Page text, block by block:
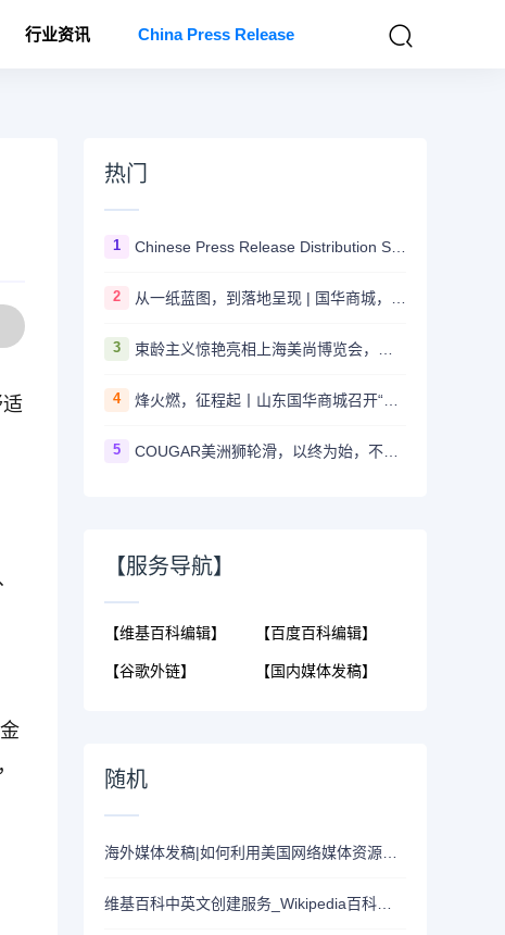
行业资讯 China Press Release
热门
1 Chinese Press Release Distribution Services
2
3
4
5 COUGAR美洲狮轮滑，以终为始，不断谱写轮滑品牌新篇章
【服务导航】
【维基百科编辑】
【谷歌外链】
【百度百科编辑】
【国内媒体发稿】
随机